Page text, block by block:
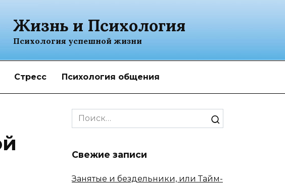
Жизнь и Психология
Психология успешной жизни
Стресс Психология общения
Search
for:
Свежие записи
Занятые и бездельники, или Тайм-